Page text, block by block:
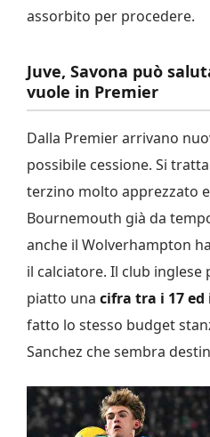
assorbito per procedere.
Juve, Savona può
vuole in Premier
Dalla Premier arrivano
possibile cessione. Si
terzino molto apprezzato
Bournemouth già da
anche il Wolverhampton
il calciatore. Il club
piatto una cifra tra i 17
fatto lo stesso budget
Sanchez che sembra